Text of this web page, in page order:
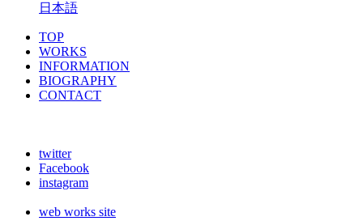
日本語
TOP
WORKS
INFORMATION
BIOGRAPHY
CONTACT
twitter
Facebook
instagram
web works site